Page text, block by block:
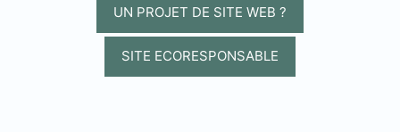
UN PROJET DE SITE WEB ?
SITE ECORESPONSABLE